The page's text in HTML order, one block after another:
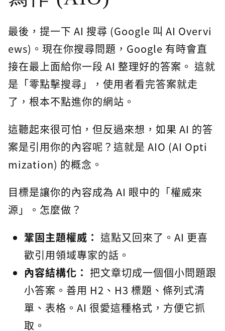
最後，提一下 AI 搜尋 (Google 叫 AI Overvi
ews)。現在你搜尋問題，Google 有時會直
接在最上面給你一段 AI 整理好的答案。 這就
是「零點擊搜尋」，使用者看完答案就走
了，根本不點進你的網站。
這聽起來很可怕，但反過來想，如果 AI 的答
案是引用你的內容呢？這就是 AIO (AI Opti
mization) 的概念。
目標是讓你的內容成為 AI 眼中的「權威來
源」。怎麼做？
鞏固主題權威： 這點又回來了。AI 更喜
歡引用領域專家的話。
內容結構化： 把文章切成一個個小問題跟
小答案。善用 H2、H3 標題、條列式清
單、表格。AI 很愛這種格式，方便它抓
取。